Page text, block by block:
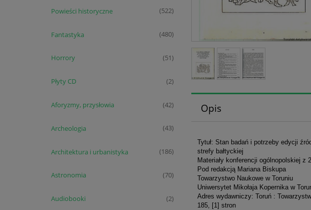
Powieści historyczne (522)
Fantastyka (480)
Horrory (51)
Płyty CD (2)
Aforyzmy, przysłowia (42)
Archeologia (43)
Architektura i urbanistyka (186)
Astronomia (70)
Audiobooki (2)
Opis
Tytuł: Stan badań i potrzeby edycji
strefy bałtyckiej
Materiały konferencji ogólnopolskiej z
Pod redakcją Mariana Biskupa
Towarzystwo Naukowe w Toruniu
Uniwersytet Mikołaja Kopernika w
Adres wydawniczy: Toruń :
185, [1] stron